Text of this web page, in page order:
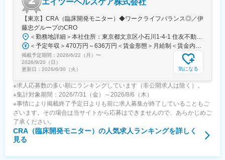
【東京】CRA（臨床開発モニター）◆ワークライフバランス◎／伊
藤忠グループのCRO
掲載予定期間： 2026/6/22（月） 〜
2026/9/20（日）
更新日： 2026/6/30（火） 気になる
※求人応募数の多い順にランキングしています（非公開求人は除く）。
※集計対象期間：2026/7/31（金）～2026/8/6（木）
※事情により掲載終了予定日よりも前に求人募集が終了していることもご
ざいます。その場合は当サイトから応募はできませんので、あらかじめご
了承ください。
CRA（臨床開発モニター） の人気求人ランキングを詳しく
見る